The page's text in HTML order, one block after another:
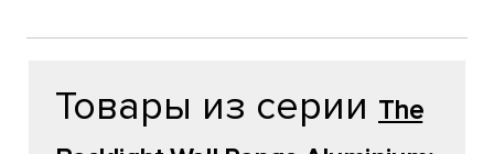
Товары из серии The